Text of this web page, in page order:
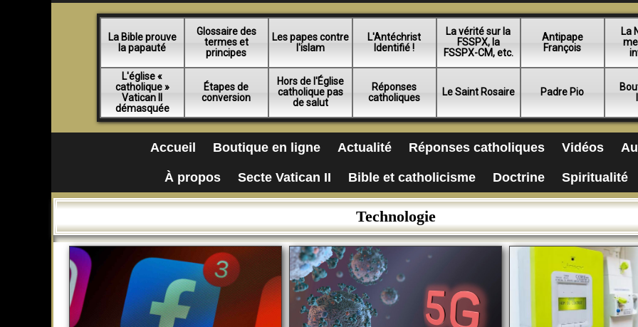
La Bible prouve
la papauté
Glossaire des
termes et
principes
Les papes contre
l'islam
L'Antéchrist
Identifié !
La vérité sur la
FSSPX, la
FSSPX-CM, etc.
Antipape
François
La
L'église «
catholique »
Vatican II
démasquée
Étapes de
conversion
Hors de l'Église
catholique pas
de salut
Réponses
catholiques
Le Saint Rosaire Padre Pio
Accueil Boutique en ligne Actualité Réponses catholiques Vidéos
À propos Secte Vatican II Bible et catholicisme Doctrine Spiritualité
Technologie